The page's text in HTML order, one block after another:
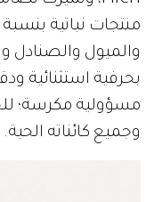
والميول والصنادل
بحرفية استثنائية
مسؤولية مكرسة؛
وجميع كائناته الحية.